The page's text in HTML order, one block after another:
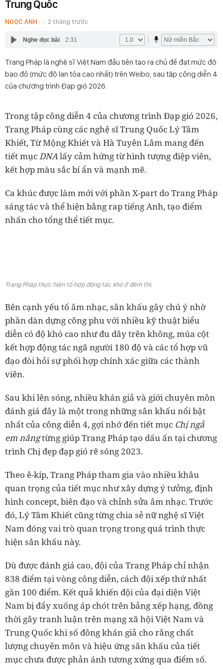
Trung Quốc
NGỌC ÁNH 2 tháng trước
Nghe đọc bài 2:31
Trang Pháp là nghệ sĩ Việt Nam đầu tiên tạo ra chủ đề đạt mức độ
bạo đỏ (mức độ lan tỏa cao nhất) trên Weibo, sau tập công diễn 4
của chương trình Đạp gió 2026.
Trong tập công diễn 4 của chương trình Đạp gió 2026,
Trang Pháp cùng các nghệ sĩ Trung Quốc Lý Tâm
Khiết, Từ Mộng Khiết và Hà Tuyên Lâm mang đến
tiết mụcDNAlấy cảm hứng từ hình tượng điệp viên,
kết hợp màu sắc bí ẩn và mạnh mẽ.
Ca khúc được làm mới với phần X-part do Trang Pháp
sáng tác và thể hiện bằng rap tiếng Anh, tạo điểm
nhấn cho tổng thể tiết mục.
Trang Pháp thực hiện tổ hợp động tác khó ở đêm thi.
Bên cạnh yếu tố âm nhạc, sân khấu gây chú ý nhờ
phần dàn dựng công phu với nhiều kỹ thuật biểu
diễn có độ khó cao như đu dây trên không, múa cột
kết hợp động tác ngã người 180 độ và các tổ hợp vũ
đạo đòi hỏi sự phối hợp chính xác giữa các thành
viên.
Sau khi lên sóng, nhiều khán giả và giới chuyên môn
đánh giá đây là một trong những sân khấu nổi bật
nhất của công diễn 4, gợi nhớ đến tiết mục Chị ngả
em nângtừng giúp Trang Pháp tạo dấu ấn tại chương
trình Chị đẹp đạp gió rẽ sóng 2023.
Theo ê-kíp, Trang Pháp tham gia vào nhiều khâu
quan trọng của tiết mục như xây dựng ý tưởng, định
hình concept, biên đạo và chỉnh sửa âm nhạc. Trước
đó, Lý Tâm Khiết cũng từng chia sẻ nữ nghệ sĩ Việt
Nam đóng vai trò quan trọng trong quá trình thực
hiện sân khấu này.
Dù được đánh giá cao, đội của Trang Pháp chỉ nhận
838 điểm tại vòng công diễn, cách đội xếp thứ nhất
gần 100 điểm. Kết quả khiến đội của đại diện Việt
Nam bị đẩy xuống áp chót trên bảng xếp hạng, đồng
thời gây tranh luận trên mạng xã hội Việt Nam và
Trung Quốc khi số đông khán giả cho rằng chất
lượng chuyên môn và hiệu ứng sân khấu của tiết
mục chưa được phản ánh tương xứng qua điểm số.